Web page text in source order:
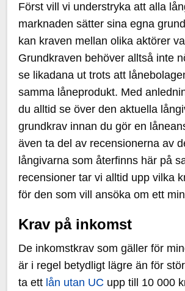
Först vill vi understryka att alla
marknaden sätter sina egna
kan kraven mellan olika aktörer
Grundkraven behöver alltså inte
se likadana ut trots att
samma låneprodukt. Med
du alltid se över den aktuella
grundkrav innan du gör en
även ta del av recensionerna av
långivarna som återfinns här på
recensioner tar vi alltid upp vilka
för den som vill ansöka om ett
Krav på inkomst
De inkomstkrav som gäller för
är i regel betydligt lägre än för
ta ett lån utan UC upp till 10 000